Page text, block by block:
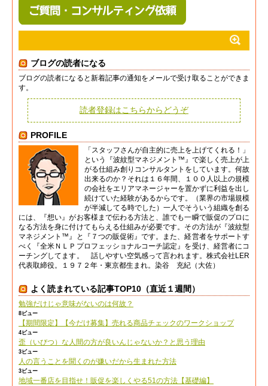
ブログの読者になる
ブログの読者になると新着記事の通知をメールで受け取ることができま
す。
読者登録はこちらからどうぞ
PROFILE
「スタッフさんが自主的に売上を上げてくれる！」
という『波紋型マネジメント™』で楽しく売上が上
がる仕組み創りコンサルタントをしています。何故
出来るのか？それは１６年間、１００人以上の規模
の会社をエリアマネージャーを置かずに利益を出し
続けていた経験があるからです。（業界の市場規模
が半減してる時でした）一人でそういう組織を創る
には、『想い』がお客様まで伝わる方法と、誰でも一瞬で販促のプロに
なる方法を身に付けてもらえる仕組みが必要です。その方法が『波紋型
マネジメント™』と『７つの販促術』です。また、経営者をサポートす
べく『全米ＮＬＰプロフェッショナルコーチ認定』を受け、経営者にコ
ーチングしてます。 話しやすい空気感って言われます。株式会社LER
代表取締役。１９７２年・東京都生まれ。染谷 充紀（大佐）
よく読まれている記事TOP10（直近１週間）
勉強だけじゃ意味がないのは何故？
8ビュー
【期間限定】【今だけ募集】売れる商品チェックのワークショップ
4ビュー
歪（いびつ）な人間の方が良いんじゃないか？と思う理由
3ビュー
人の言うことを聞くのが嫌いだから生まれた方法
3ビュー
地域一番店を目指せ！販促を楽しくやる51の方法【基礎編】